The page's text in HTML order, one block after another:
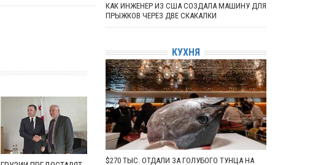
КАК ИНЖЕНЕР ИЗ США СОЗДАЛА МАШИНУ ДЛЯ
ПРЫЖКОВ ЧЕРЕЗ ДВЕ СКАКАЛКИ
КУХНЯ
$270 ТЫС. ОТДАЛИ ЗА ГОЛУБОГО ТУНЦА НА